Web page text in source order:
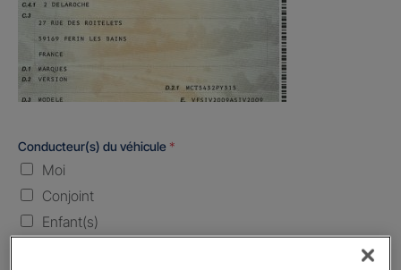
Conducteur(s) du véhicule *
Moi
Conjoint
Enfant(s)